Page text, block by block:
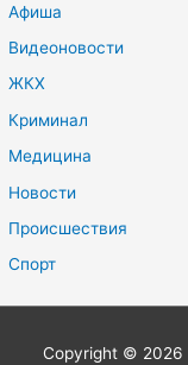
Афиша
Видеоновости
ЖКХ
Криминал
Медицина
Новости
Происшествия
Спорт
Copyright © 2026